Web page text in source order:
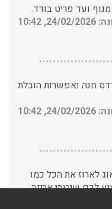
10:42
לכם שירותי אריזה
כנסו עכשיו
15:42